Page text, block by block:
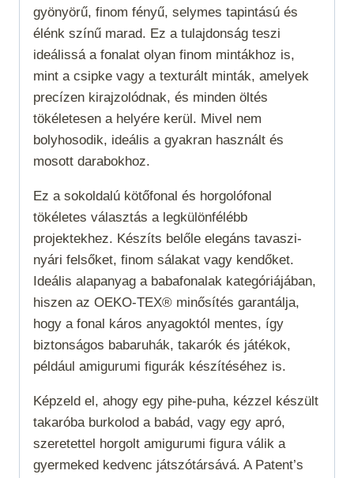
gyönyörű, finom fényű, selymes tapintású és
élénk színű marad. Ez a tulajdonság teszi
ideálissá a fonalat olyan finom mintákhoz is,
mint a csipke vagy a texturált minták, amelyek
precízen kirajzolódnak, és minden öltés
tökéletesen a helyére kerül. Mivel nem
bolyhosodik, ideális a gyakran használt és
mosott darabokhoz.
Ez a sokoldalú kötőfonal és horgolófonal
tökéletes választás a legkülönfélébb
projektekhez. Készíts belőle elegáns tavaszi-
nyári felsőket, finom sálakat vagy kendőket.
Ideális alapanyag a babafonalak kategóriájában,
hiszen az OEKO-TEX® minősítés garantálja,
hogy a fonal káros anyagoktól mentes, így
biztonságos babaruhák, takarók és játékok,
például amigurumi figurák készítéséhez is.
Képzeld el, ahogy egy pihe-puha, kézzel készült
takaróba burkolod a babád, vagy egy apró,
szeretettel horgolt amigurumi figura válik a
gyermeked kedvenc játszótársává. A Patent’s